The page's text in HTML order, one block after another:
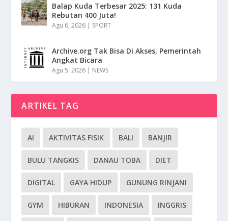
Balap Kuda Terbesar 2025: 131 Kuda
Rebutan 400 Juta!
Agu 6, 2026 | SPORT
Archive.org Tak Bisa Di Akses, Pemerintah
Angkat Bicara
Agu 5, 2026 | NEWS
ARTIKEL TAG
AI AKTIVITAS FISIK BALI BANJIR
BULU TANGKIS DANAU TOBA DIET
DIGITAL GAYA HIDUP GUNUNG RINJANI
GYM HIBURAN INDONESIA INGGRIS